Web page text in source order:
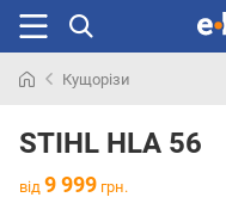
раніше
Кущорізи
STIHL HLA 56
від 9 999 грн.